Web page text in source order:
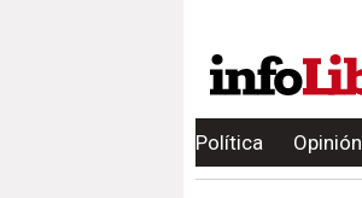
Política Opinión